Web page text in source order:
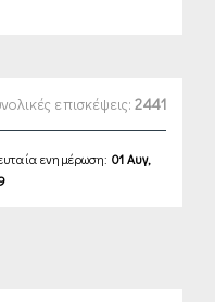
επισκέψεις:2441
ενημέρωση: